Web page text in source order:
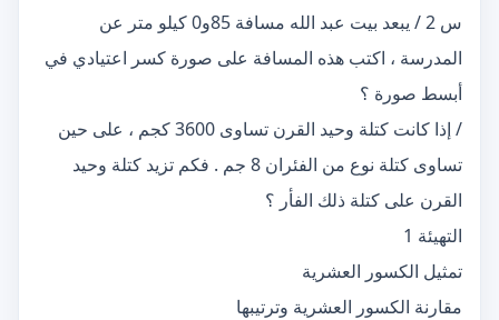
س 2 / يبعد بيت عبد الله مسافة 85و0 كيلو متر عن
المدرسة ، اكتب هذه المسافة على صورة كسر اعتيادي في
أبسط صورة ؟
/ إذا كانت كتلة وحيد القرن تساوى 3600 كجم ، على حين
تساوى كتلة نوع من الفئران 8 جم . فكم تزيد كتلة وحيد
القرن على كتلة ذلك الفأر ؟
التهيئة 1
تمثيل الكسور العشرية
مقارنة الكسور العشرية وترتيبها